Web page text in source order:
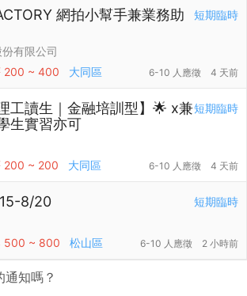
短期臨時
網拍小幫手兼業務助
有限公司
200 ~ 400 大同區 6-10 人應徵 4 天前
短期臨時
工讀生｜金融培訓型】🌟 x兼
生實習亦可
200 ~ 200 大同區 6-10 人應徵 4 天前
短期臨時
8/20
500 ~ 800 松山區 6-10 人應徵 2 小時前
知嗎？